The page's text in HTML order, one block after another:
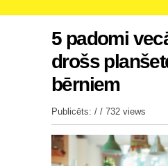
5 padomi
drošs
bērniem
Publicēts: / / 732 views